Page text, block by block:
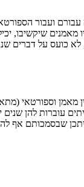
ועבור
שיקשיבו,
כועס על דברים
מאמן וספורטאי
עוברות להן
שבסמכותם